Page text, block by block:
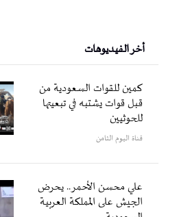
أخر الفيديوهات
كمين للقوات السعودية من
قبل قوات يشتبه في تبعيتها
للحوثيين
قناة اليوم الثامن
علي محسن الأحمر.. يحرض
الجيش على المملكة العربية